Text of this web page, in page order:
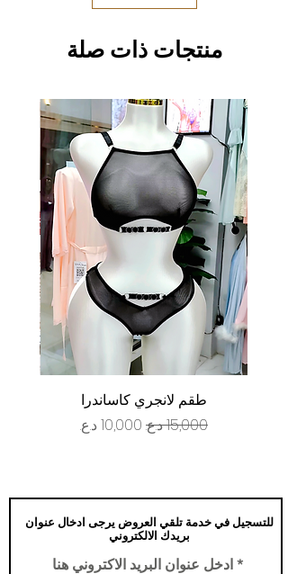
منتجات ذات صلة
طقم لانجري كاساندرا
سعر عادي سعر البيع
للتسجيل في خدمة تلقي العروض يرجى ادخال عنوان
بريدك الالكتروني
ادخل عنوان البريد الاكتروني هنا